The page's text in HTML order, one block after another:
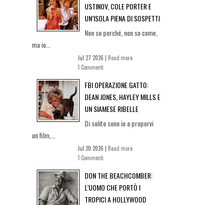
USTINOV, COLE PORTER E
UN’ISOLA PIENA DI SOSPETTI
Non so perché, non so come,
ma io...
Jul 27 2026 | Read more
1 Commenti
FBI OPERAZIONE GATTO:
DEAN JONES, HAYLEY MILLS E
UN SIAMESE RIBELLE
Di solito sono io a proporvi
un film,...
Jul 20 2026 | Read more
1 Commenti
DON THE BEACHCOMBER:
L’UOMO CHE PORTÒ I
TROPICI A HOLLYWOOD